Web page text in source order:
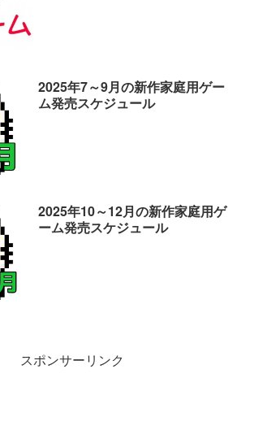
BLAZBLUE ENTROPY EFFECT X
R-TYPE TACTICS I･II COSMOS
斬コレクション
2025年7～9月の新作家庭用ゲー
ム発売スケジュール
2025年10～12月の新作家庭用ゲ
ーム発売スケジュール
スポンサーリンク